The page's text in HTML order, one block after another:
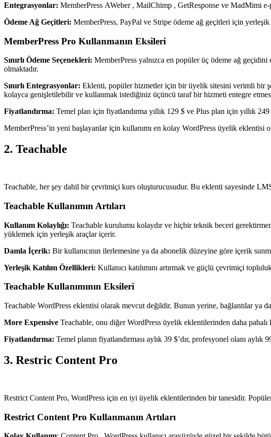
Entegrasyonlar: MemberPress AWeber , MailChimp , GetResponse ve MadMimi
Ödeme Ağ Geçitleri: MemberPress, PayPal ve Stripe ödeme ağ geçitleri için
MemberPress Pro Kullanmanın Eksileri
Sınırlı Ödeme Seçenekleri: MemberPress yalnızca en popüler üç ödeme ağ
olmaktadır.
Sınırlı Entegrasyonlar: Eklenti, popüler hizmetler için bir üyelik sitesini verimli bir
kolayca genişletilebilir ve kullanmak istediğiniz üçüncü taraf bir hizmeti entegre
Fiyatlandırma: Temel plan için fiyatlandırma yıllık 129 $ ve Plus plan için yıllık 249
MemberPress’in yeni başlayanlar için kullanımı en kolay WordPress üyelik eklentisi
2. Teachable
Teachable, her şey dahil bir çevrimiçi kurs oluşturucusudur. Bu eklenti sayesinde
Teachable Kullanımın Artıları
Kullanım Kolaylığı: Teachable kurulumu kolaydır ve hiçbir teknik beceri
yüklemek için yerleşik araçlar içerir.
Damla İçerik: Bir kullanıcının ilerlemesine ya da abonelik düzeyine göre içerik
Yerleşik Katılım Özellikleri: Kullanıcı katılımını artırmak ve güçlü çevrimiçi
Teachable Kullanımının Eksileri
Teachable WordPress eklentisi olarak mevcut değildir. Bunun yerine, bağlantılar ya
More Expensive Teachable, onu diğer WordPress üyelik eklentilerinden daha pahalı
Fiyatlandırma: Temel planın fiyatlandırması aylık 39 $’dır, profesyonel olanı aylık
3. Restric Content Pro
Restrict Content Pro, WordPress için en iyi üyelik eklentilerinden bir tanesidir.
Restrict Content Pro Kullanmanın Artıları